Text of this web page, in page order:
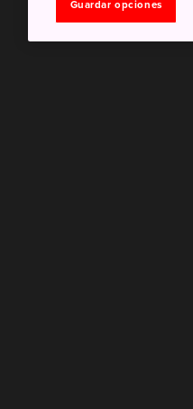
Guardar opciones